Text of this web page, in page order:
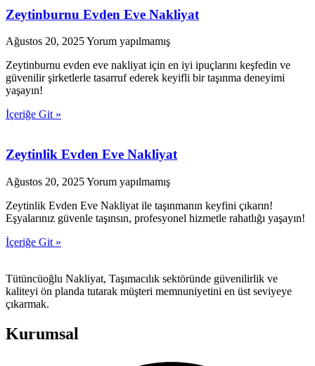
Zeytinburnu Evden Eve Nakliyat
Ağustos 20, 2025Yorum yapılmamış
Zeytinburnu evden eve nakliyat için en iyi ipuçlarını keşfedin ve
güvenilir şirketlerle tasarruf ederek keyifli bir taşınma deneyimi
yaşayın!
İçeriğe Git »
Zeytinlik Evden Eve Nakliyat
Ağustos 20, 2025Yorum yapılmamış
Zeytinlik Evden Eve Nakliyat ile taşınmanın keyfini çıkarın!
Eşyalarınız güvenle taşınsın, profesyonel hizmetle rahatlığı yaşayın!
İçeriğe Git »
Tütüncüoğlu Nakliyat, Taşımacılık sektöründe güvenilirlik ve
kaliteyi ön planda tutarak müşteri memnuniyetini en üst seviyeye
çıkarmak.
Kurumsal